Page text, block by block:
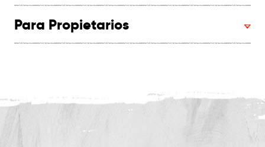
Para Propietarios